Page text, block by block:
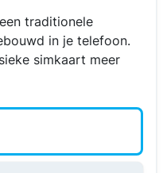
traditionele
in je telefoon.
simkaart meer